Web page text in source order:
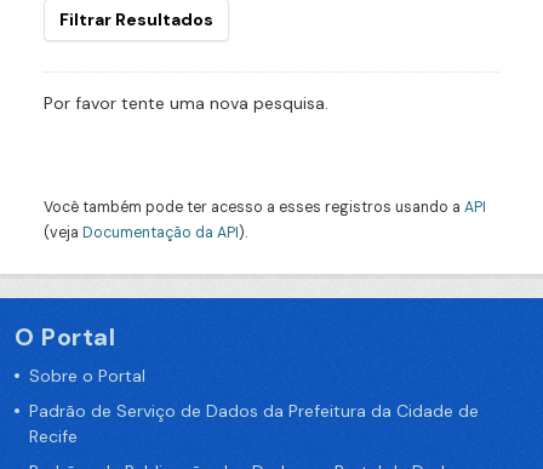
Filtrar Resultados
Por favor tente uma nova pesquisa.
Você também pode ter acesso a esses registros usando a API
(veja Documentação da API).
O Portal
Sobre o Portal
Padrão de Serviço de Dados da Prefeitura da Cidade de
Recife